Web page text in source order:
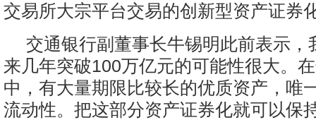
交易所大宗平台交易的创新型资产证券
交通银行副董事长牛锡明此前表示，
来几年突破100万亿元的可能性很大。
中，有大量期限比较长的优质资产，唯
流动性。把这部分资产证券化就可以保